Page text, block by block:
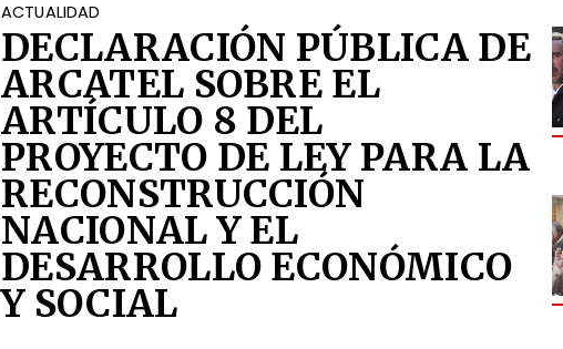
ACTUALIDAD
DECLARACIÓN PÚBLICA DE
ARCATEL SOBRE EL
ARTÍCULO 8 DEL
PROYECTO DE LEY PARA LA
RECONSTRUCCIÓN
NACIONAL Y EL
DESARROLLO ECONÓMICO
Y SOCIAL